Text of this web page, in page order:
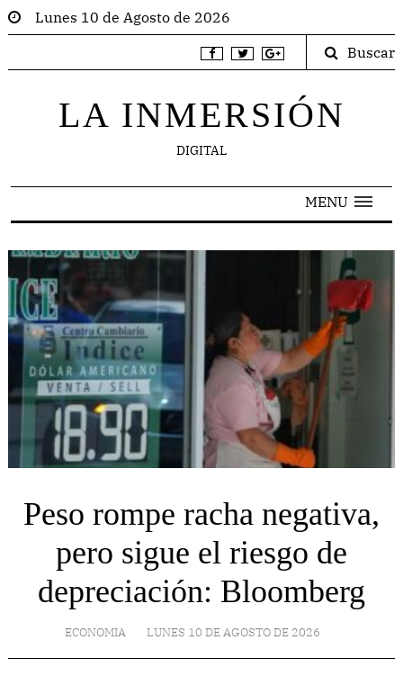
Lunes 10 de Agosto de 2026
Buscar
LA INMERSIÓN
DIGITAL
MENU
Peso rompe racha negativa,
pero sigue el riesgo de
depreciación: Bloomberg
ECONOMIA LUNES 10 DE AGOSTO DE 2026